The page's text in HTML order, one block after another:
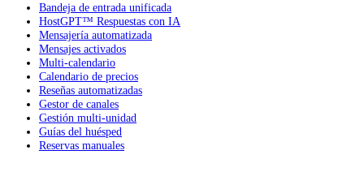
Bandeja de entrada unificada
HostGPT™ Respuestas con IA
Mensajería automatizada
Mensajes activados
Multi-calendario
Calendario de precios
Reseñas automatizadas
Gestor de canales
Gestión multi-unidad
Guías del huésped
Reservas manuales